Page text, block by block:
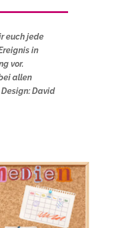
euch jede
in
vor.
allen
David